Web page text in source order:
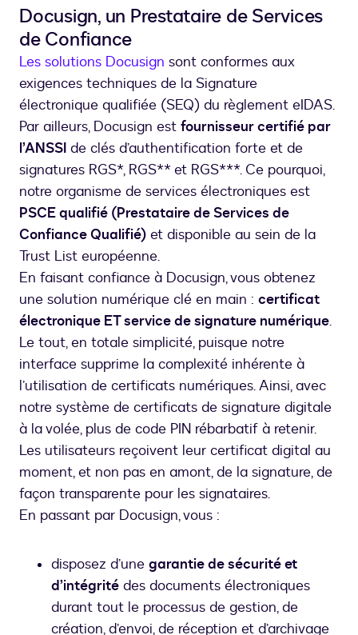
Docusign, un Prestataire de Services
de Confiance
Les solutions Docusign sont conformes aux
exigences techniques de la Signature
électronique qualifiée (SEQ) du règlement eIDAS.
Par ailleurs, Docusign est fournisseur certifié par
l’ANSSI de clés d’authentification forte et de
signatures RGS*, RGS** et RGS***. Ce pourquoi,
notre organisme de services électroniques est
PSCE qualifié (Prestataire de Services de
Confiance Qualifié) et disponible au sein de la
Trust List européenne.
En faisant confiance à Docusign, vous obtenez
une solution numérique clé en main : certificat
électronique ET service de signature numérique.
Le tout, en totale simplicité, puisque notre
interface supprime la complexité inhérente à
l’utilisation de certificats numériques. Ainsi, avec
notre système de certificats de signature digitale
à la volée, plus de code PIN rébarbatif à retenir.
Les utilisateurs reçoivent leur certificat digital au
moment, et non pas en amont, de la signature, de
façon transparente pour les signataires.
En passant par Docusign, vous :
disposez d’une garantie de sécurité et
d’intégrité des documents électroniques
durant tout le processus de gestion, de
création, d’envoi, de réception et d’archivage